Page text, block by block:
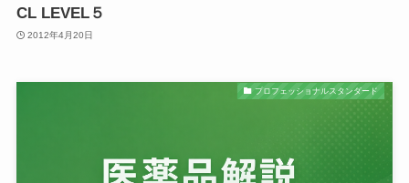
CL LEVEL５
2012年4月20日
プロフェッショナルスタンダード